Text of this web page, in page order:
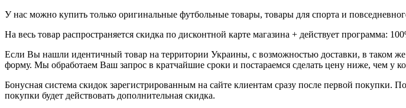
У нас можно купить только оригинальные футбольные товары, товары для спорта и
На весь товар распространяется скидка по дисконтной карте магазина + действует программа:
Если Вы нашли идентичный товар на территории Украины, с возможностью доставки, в таком
форму. Мы обработаем Ваш запрос в кратчайшие сроки и постараемся сделать цену ниже, чем у
Бонусная система скидок зарегистрированным на сайте клиентам сразу после первой покупки.
покупки будет действовать дополнительная скидка.